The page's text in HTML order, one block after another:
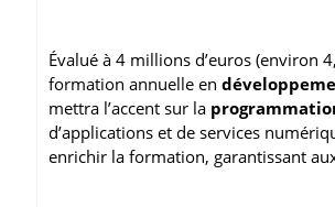
Évalué à 4 millions d’euros (environ
formation annuelle en
mettra l’accent sur la
d’applications et de services
enrichir la formation, garantissant